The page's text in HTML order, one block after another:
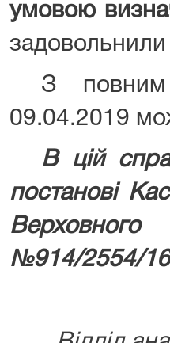
умовою
З
09.04.2019
В цій
постанові
№914/2554/